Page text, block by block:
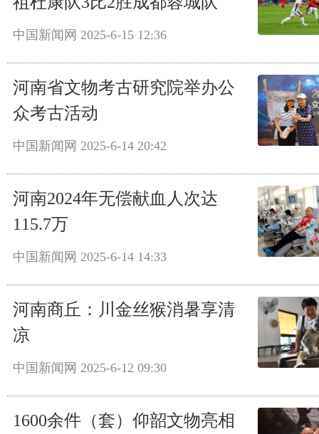
中国新闻网 2025-6-15 12:36
河南省文物考古研究院举办公
众考古活动
中国新闻网 2025-6-14 20:42
河南2024年无偿献血人次达
115.7万
中国新闻网 2025-6-14 14:33
河南商丘：川金丝猴消暑享清
凉
中国新闻网 2025-6-12 09:30
1600余件（套）仰韶文物亮相